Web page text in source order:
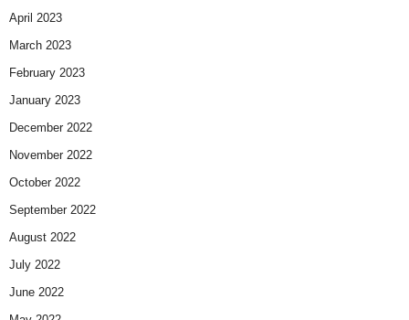
April 2023
March 2023
February 2023
January 2023
December 2022
November 2022
October 2022
September 2022
August 2022
July 2022
June 2022